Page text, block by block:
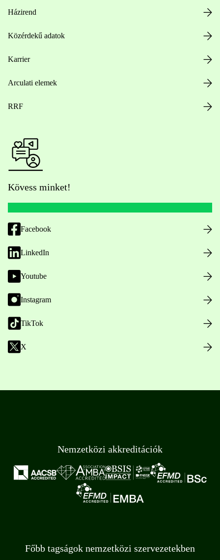
Házirend
Közérdekű adatok
Karrier
Arculati elemek
RRF
Kövess minket!
Facebook
LinkedIn
Youtube
Instagram
TikTok
X
Nemzetközi akkreditációk
Főbb tagságok nemzetközi szervezetekben